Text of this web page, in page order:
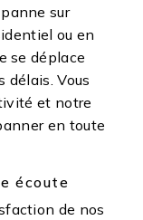
sur
ou en
se déplace
délais. Vous
et notre
en toute
écoute
de nos